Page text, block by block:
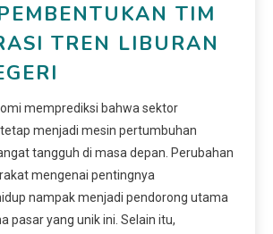
TIM
TREN LIBURAN
memprediksi bahwa sektor
menjadi mesin pertumbuhan
tangguh di masa depan. Perubahan
mengenai pentingnya
nampak menjadi pendorong utama
pasar yang unik ini. Selain itu,